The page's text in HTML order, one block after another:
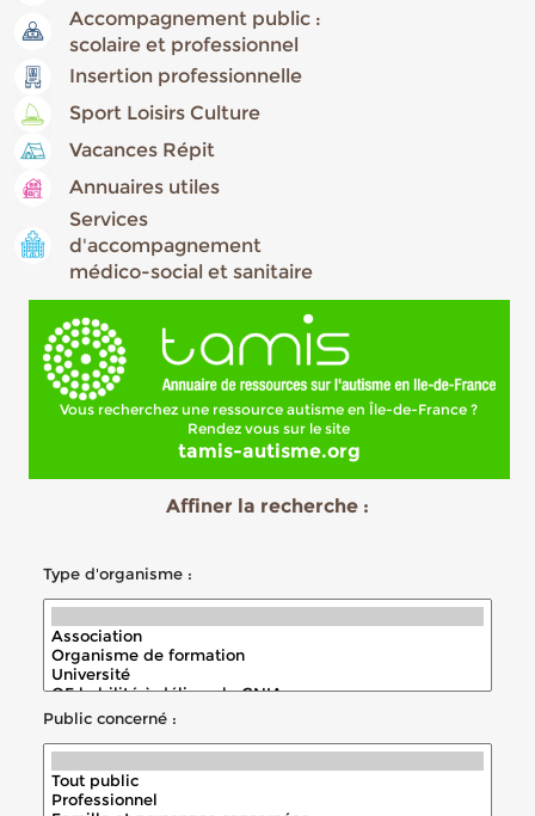
Accompagnement public :
scolaire et professionnel
Insertion professionnelle
Sport Loisirs Culture
Vacances Répit
Annuaires utiles
Services
d'accompagnement
médico-social et sanitaire
Vous recherchez une ressource autisme en Île-de-France ?
Rendez vous sur le site
tamis-autisme.org
Affiner la recherche :
Type d'organisme :
Public concerné :